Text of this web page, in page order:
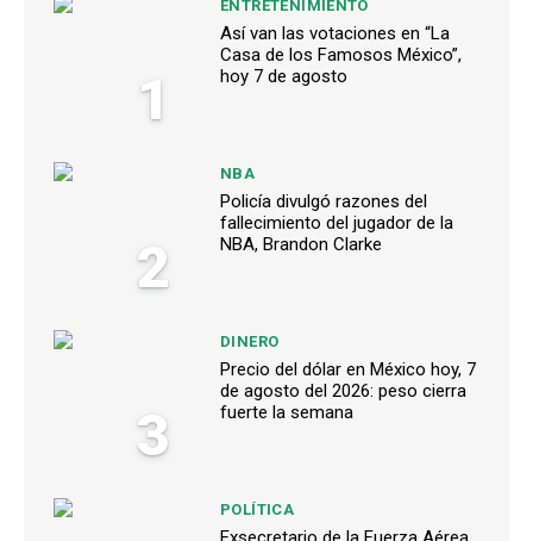
1
ENTRETENIMIENTO
Así van las votaciones en “La
Casa de los Famosos México”,
hoy 7 de agosto
2
NBA
Policía divulgó razones del
fallecimiento del jugador de la
NBA, Brandon Clarke
3
DINERO
Precio del dólar en México hoy, 7
de agosto del 2026: peso cierra
fuerte la semana
POLÍTICA